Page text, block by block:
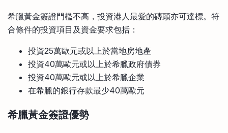
希臘黃金簽證門檻不高，投資港人最愛的磚頭亦可達標。符
合條件的投資項目及資金要求包括：
投資25萬歐元或以上於當地房地產
投資40萬歐元或以上於希臘政府債券
投資40萬歐元或以上於希臘企業
在希臘的銀行存款最少40萬歐元
希臘黃金簽證優勢